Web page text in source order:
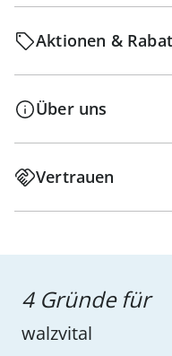
Aktionen &
Über uns
Vertrauen
4 Gründe für
walzvital